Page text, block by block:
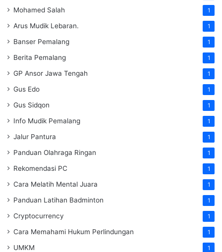
Mohamed Salah 1
Arus Mudik Lebaran. 1
Banser Pemalang 1
Berita Pemalang 1
GP Ansor Jawa Tengah 1
Gus Edo 1
Gus Sidqon 1
Info Mudik Pemalang 1
Jalur Pantura 1
Panduan Olahraga Ringan 1
Rekomendasi PC 1
Cara Melatih Mental Juara 1
Panduan Latihan Badminton 1
Cryptocurrency 1
Cara Memahami Hukum Perlindungan 1
UMKM 1